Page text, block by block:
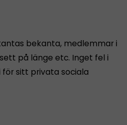
bekanta, medlemmar i
på länge etc. Inget fel i
för sitt privata sociala